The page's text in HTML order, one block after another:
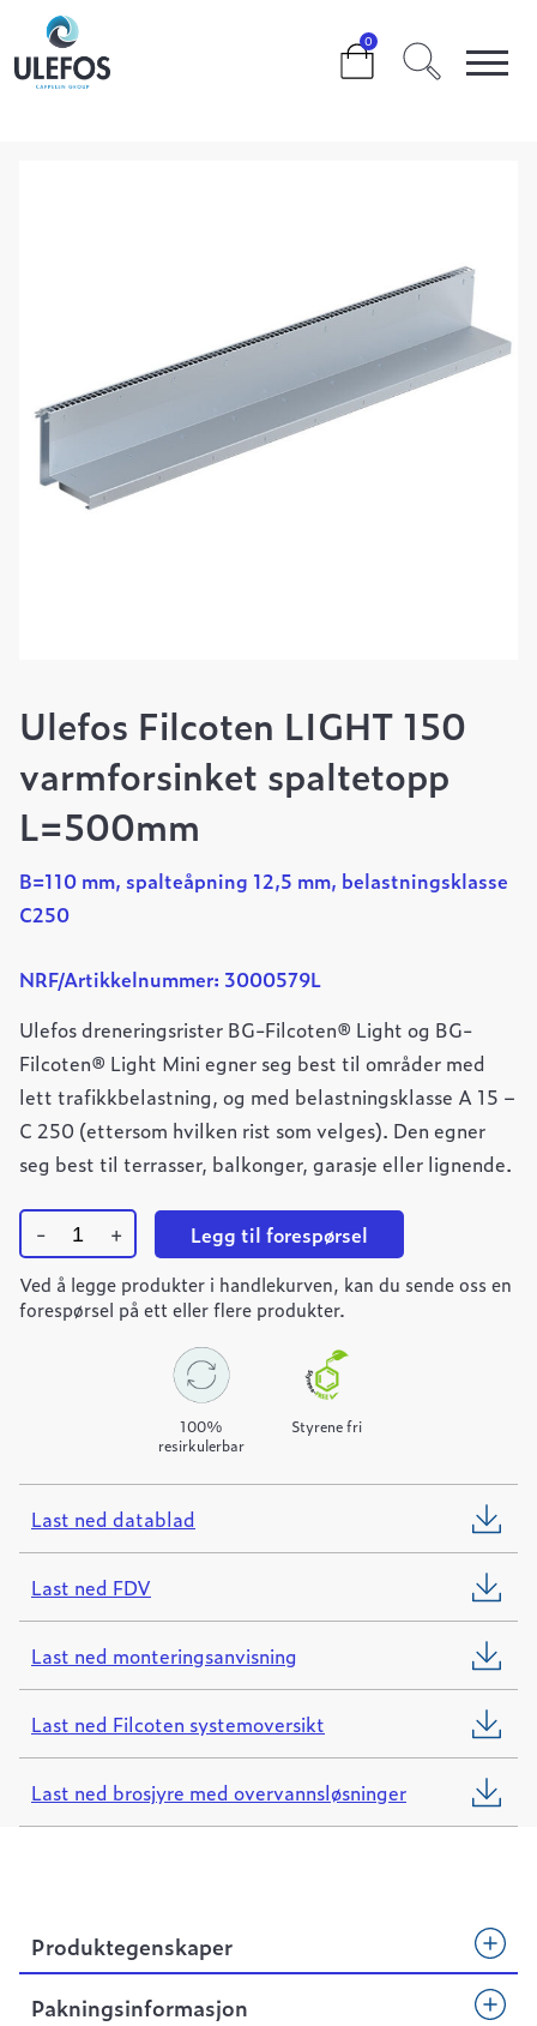
0
>>>
ULEFOS FILCOTEN LIGHT 150 VARMFORSINKET
SPALTETOPP L=500MM
Ulefos Filcoten LIGHT 150
varmforsinket spaltetopp
L=500mm
B=110 mm, spalteåpning 12,5 mm, belastningsklasse
C250
NRF/Artikkelnummer: 3000579L
Ulefos dreneringsrister BG-Filcoten® Light og BG-
Filcoten® Light Mini egner seg best til områder med
lett trafikkbelastning, og med belastningsklasse A 15 –
C 250 (ettersom hvilken rist som velges). Den egner
seg best til terrasser, balkonger, garasje eller lignende.
-
Ulefos
Filcoten
LIGHT
150
+ Legg til forespørsel
Ved å legge produkter i handlekurven, kan du sende oss en
forespørsel på ett eller flere produkter.
100%
resirkulerbar
Styrene fri
Last ned datablad
Last ned FDV
Last ned monteringsanvisning
Last ned Filcoten systemoversikt
Last ned brosjyre med overvannsløsninger
Produktegenskaper
Pakningsinformasjon